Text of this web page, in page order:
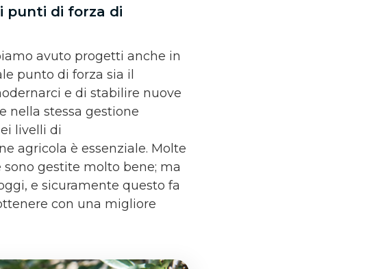
punti di forza di
avuto progetti anche in
punto di forza sia il
e di stabilire nuove
nella stessa gestione
livelli di
agricola è essenziale. Molte
gestite molto bene; ma
e sicuramente questo fa
con una migliore